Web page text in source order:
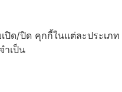
ปิด/ปิด คุกกี้ในแต่ละประเภท
ำเป็น